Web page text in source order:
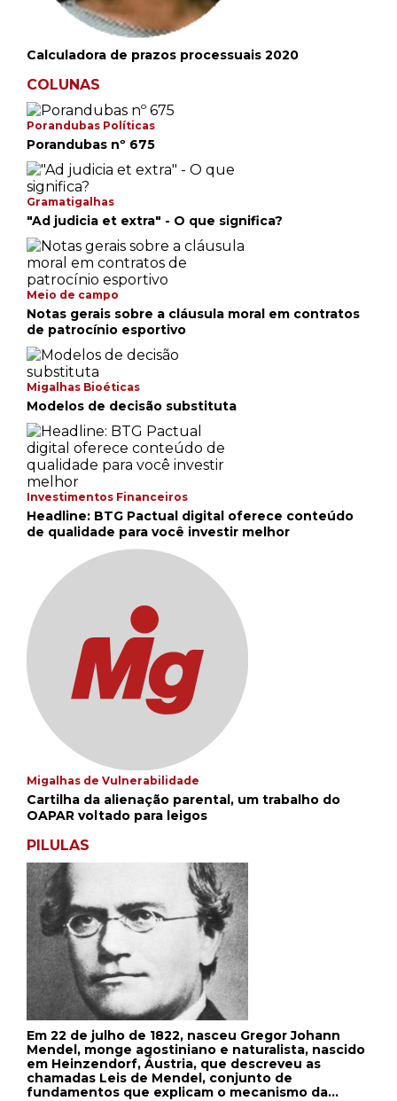
Calculadora de prazos processuais 2020
COLUNAS
Porandubas Políticas
Porandubas nº 675
Gramatigalhas
"Ad judicia et extra" - O que significa?
Meio de campo
Notas gerais sobre a cláusula moral em contratos
de patrocínio esportivo
Migalhas Bioéticas
Modelos de decisão substituta
Investimentos Financeiros
Headline: BTG Pactual digital oferece conteúdo
de qualidade para você investir melhor
Migalhas de Vulnerabilidade
Cartilha da alienação parental, um trabalho do
OAPAR voltado para leigos
PILULAS
Em 22 de julho de 1822, nasceu Gregor Johann
Mendel, monge agostiniano e naturalista, nascido
em Heinzendorf, Áustria, que descreveu as
chamadas Leis de Mendel, conjunto de
fundamentos que explicam o mecanismo da